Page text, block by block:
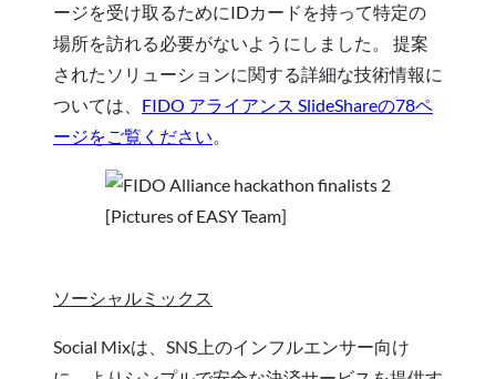
ージを受け取るためにIDカードを持って特定の
場所を訪れる必要がないようにしました。 提案
されたソリューションに関する詳細な技術情報に
ついては、 FIDO アライアンス SlideShareの78ペ
ージをご覧ください。
[Pictures of EASY Team]
ソーシャルミックス
Social Mixは、SNS上のインフルエンサー向け